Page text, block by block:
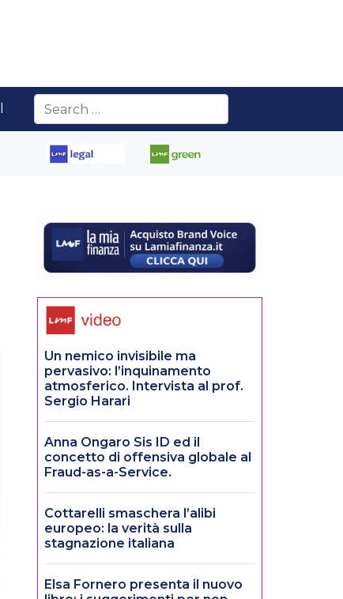
Un nemico invisibile ma
pervasivo: l’inquinamento
atmosferico. Intervista al prof.
Sergio Harari
Anna Ongaro Sis ID ed il
concetto di offensiva globale al
Fraud-as-a-Service.
Cottarelli smaschera l’alibi
europeo: la verità sulla
stagnazione italiana
Elsa Fornero presenta il nuovo